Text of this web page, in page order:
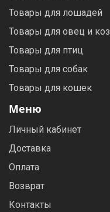
Товары для лошадей
Товары для овец и коз
Товары для птиц
Товары для собак
Товары для кошек
Меню
Личный кабинет
Доставка
Оплата
Возврат
Контакты